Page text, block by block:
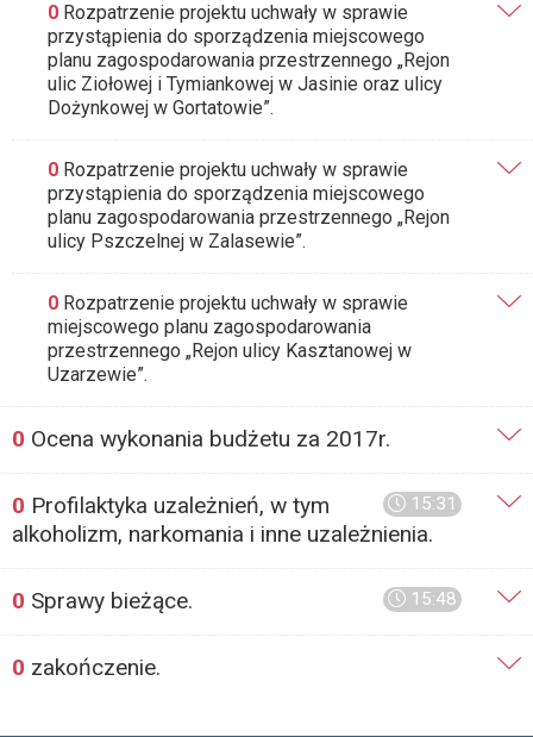
0 Rozpatrzenie projektu uchwały w sprawie
przystąpienia do sporządzenia miejscowego
planu zagospodarowania przestrzennego „Rejon
ulic Ziołowej i Tymiankowej w Jasinie oraz ulicy
Dożynkowej w Gortatowie”.
0 Rozpatrzenie projektu uchwały w sprawie
przystąpienia do sporządzenia miejscowego
planu zagospodarowania przestrzennego „Rejon
ulicy Pszczelnej w Zalasewie”.
0 Rozpatrzenie projektu uchwały w sprawie
miejscowego planu zagospodarowania
przestrzennego „Rejon ulicy Kasztanowej w
Uzarzewie”.
0 Ocena wykonania budżetu za 2017r.
15:31
0 Profilaktyka uzależnień, w tym
alkoholizm, narkomania i inne uzależnienia.
15:48
0 Sprawy bieżące.
0 zakończenie.